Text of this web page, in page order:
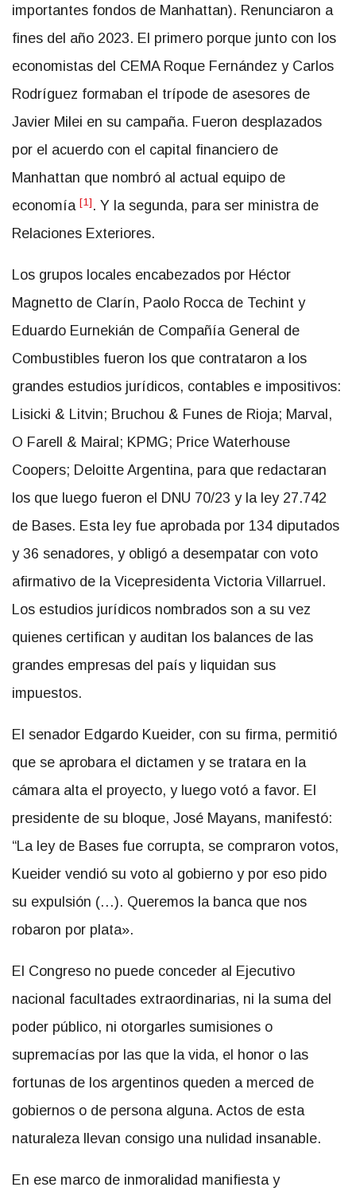
importantes fondos de Manhattan). Renunciaron a
fines del año 2023. El primero porque junto con los
economistas del CEMA Roque Fernández y Carlos
Rodríguez formaban el trípode de asesores de
Javier Milei en su campaña. Fueron desplazados
por el acuerdo con el capital financiero de
Manhattan que nombró al actual equipo de
economía [1] . Y la segunda, para ser ministra de
Relaciones Exteriores.
Los grupos locales encabezados por Héctor
Magnetto de Clarín, Paolo Rocca de Techint y
Eduardo Eurnekián de Compañía General de
Combustibles fueron los que contrataron a los
grandes estudios jurídicos, contables e impositivos:
Lisicki & Litvin; Bruchou & Funes de Rioja; Marval,
O Farell & Mairal; KPMG; Price Waterhouse
Coopers; Deloitte Argentina, para que redactaran
los que luego fueron el DNU 70/23 y la ley 27.742
de Bases. Esta ley fue aprobada por 134 diputados
y 36 senadores, y obligó a desempatar con voto
afirmativo de la Vicepresidenta Victoria Villarruel.
Los estudios jurídicos nombrados son a su vez
quienes certifican y auditan los balances de las
grandes empresas del país y liquidan sus
impuestos.
El senador Edgardo Kueider, con su firma, permitió
que se aprobara el dictamen y se tratara en la
cámara alta el proyecto, y luego votó a favor. El
presidente de su bloque, José Mayans, manifestó:
“La ley de Bases fue corrupta, se compraron votos,
Kueider vendió su voto al gobierno y por eso pido
su expulsión (…). Queremos la banca que nos
robaron por plata».
El Congreso no puede conceder al Ejecutivo
nacional facultades extraordinarias, ni la suma del
poder público, ni otorgarles sumisiones o
supremacías por las que la vida, el honor o las
fortunas de los argentinos queden a merced de
gobiernos o de persona alguna. Actos de esta
naturaleza llevan consigo una nulidad insanable.
En ese marco de inmoralidad manifiesta y